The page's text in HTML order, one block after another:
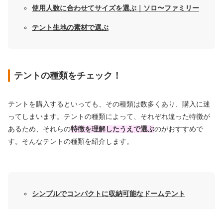
使用人数に合わせてサイズを選ぶ｜ソロ〜ファミリー
テント生地の素材で選ぶ
テントの種類をチェック！
テントを購入するといっても、その種類は数多くあり、購入に迷
ってしまいます。テントの種類によって、それぞれ違った特徴が
あるため、それらの特徴を理解したうえで選ぶのがおすすめで
す。そんなテントの種類を紹介します。
シンプルでコンパクトに収納可能なドームテント